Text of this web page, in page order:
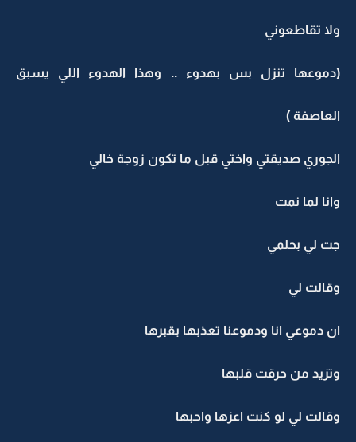
ولا تقاطعوني
(دموعها تنزل بس بهدوء .. وهذا الهدوء اللي يسبق
العاصفة )
الجوري صديقتي واختي قبل ما تكون زوجة خالي
وانا لما نمت
جت لي بحلمي
وقالت لي
ان دموعي انا ودموعنا تعذبها بقبرها
وتزيد من حرقت قلبها
وقالت لي لو كنت اعزها واحبها